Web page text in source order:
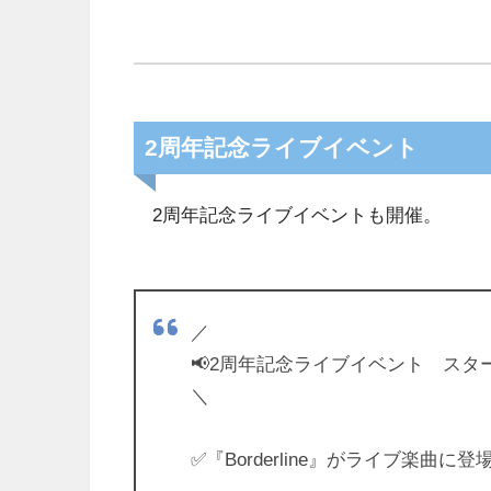
2周年記念ライブイベント
2周年記念ライブイベントも開催。
／
📢2周年記念ライブイベント スタ
＼
✅️『Borderline』がライブ楽曲に登場